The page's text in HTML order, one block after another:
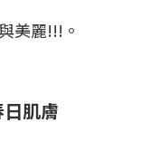
美麗!!!。
肌膚